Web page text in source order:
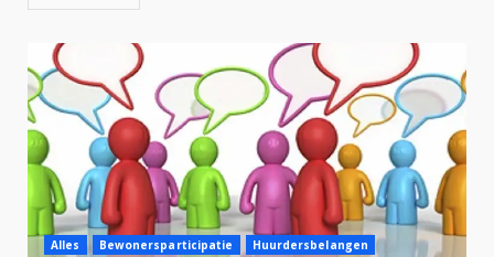
Alles Bewonersparticipatie
Huurdersbelangen